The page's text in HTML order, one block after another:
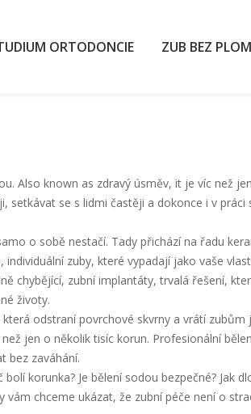
ORTODONCIE ZUB BEZ
. Also known as zdravý úsměv, it je víc než
setkávat se s lidmi častěji a dokonce i v
o sobě nestačí. Tady přichází na řadu
zuby, které vypadají jako vaše
chybějící, zubní implantáty,trvalá řešení,
životy.
odstraní povrchové skvrny a vrátí
jen o několik tisíc korun. Profesionální
bez zaváhání.
korunka? Je bělení sodou bezpečné? Jak
chceme ukázat, že zubní péče není o